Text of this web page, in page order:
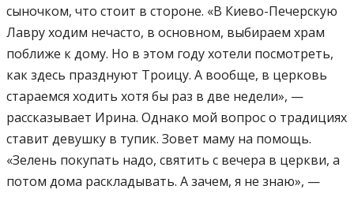
сыночком, что стоит в стороне. «В Киево-Печерскую
Лавру ходим нечасто, в основном, выбираем храм
поближе к дому. Но в этом году хотели посмотреть,
как здесь празднуют Троицу. А вообще, в церковь
стараемся ходить хотя бы раз в две недели», —
рассказывает Ирина. Однако мой вопрос о традициях
ставит девушку в тупик. Зовет маму на помощь.
«Зелень покупать надо, святить с вечера в церкви, а
потом дома раскладывать. А зачем, я не знаю», —